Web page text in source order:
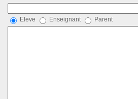
Eleve Enseignant Parent